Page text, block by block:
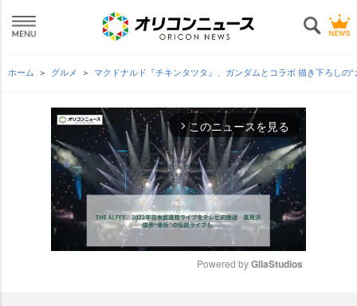
ホーム グルメ マクドナルド『チキンタツタ』、ガンダムとコラボ 描き下ろし
arrow_forward_ios このニュースを見る
Powered by GliaStudios